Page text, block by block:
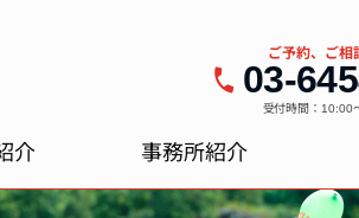
ご予約、ご相
03-
受付時間：10:00
介 事務所紹介